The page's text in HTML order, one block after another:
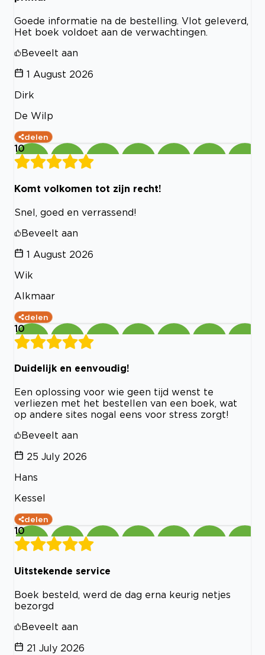
Goede informatie na de bestelling. Vlot geleverd,
Het boek voldoet aan de verwachtingen.
Beveelt aan
1 August 2026
Dirk
De Wilp
delen
10
Komt volkomen tot zijn recht!
Snel, goed en verrassend!
Beveelt aan
1 August 2026
Wik
Alkmaar
delen
10
Duidelijk en eenvoudig!
Een oplossing voor wie geen tijd wenst te
verliezen met het bestellen van een boek, wat
op andere sites nogal eens voor stress zorgt!
Beveelt aan
25 July 2026
Hans
Kessel
delen
10
Uitstekende service
Boek besteld, werd de dag erna keurig netjes
bezorgd
Beveelt aan
21 July 2026